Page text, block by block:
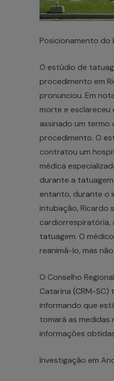
Posicionamento do
O estúdio de
procedimento em
pronunciou. Em
morte e esclareceu
assinado um termo
procedimento. O
contratou um
médica
durante a
entanto, durante o
intubação, Ricardo
cardiorrespiratória,
tatuagem. O
reanimá-lo, mas
O Conselho
Catarina (CRM-SC)
informando que
tomará as medidas
informações
Investigação em